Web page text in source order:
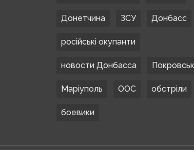
Донетчина ЗСУ Донбасс
російські окупанти
новости Донбасса Покровськ
Маріуполь ООС обстріли
боевики